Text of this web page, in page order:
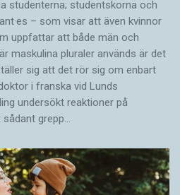
studenterna; studentskorna och
– som visar att även kvinnor
uppfattar att både män och
maskulina pluraler används är det
sig att det rör sig om enbart
i franska vid Lunds
undersökt reaktioner på
sådant grepp…